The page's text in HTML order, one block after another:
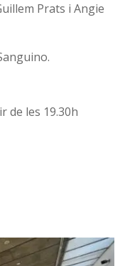
Prats i Angie
de les 19.30h